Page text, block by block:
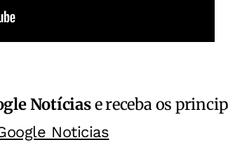
Notíciase receba os
Noticias